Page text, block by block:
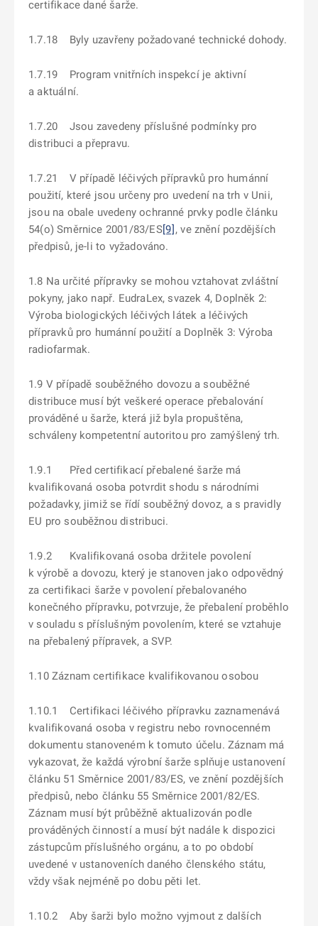
certifikace dané šarže.
1.7.18 Byly uzavřeny požadované technické dohody.
1.7.19 Program vnitřních inspekcí je aktivní
a aktuální.
1.7.20 Jsou zavedeny příslušné podmínky pro
distribuci a přepravu.
1.7.21 V případě léčivých přípravků pro humánní
použití, které jsou určeny pro uvedení na trh v Unii,
jsou na obale uvedeny ochranné prvky podle článku
54(o) Směrnice 2001/83/ES[9] , ve znění pozdějších
předpisů, je-li to vyžadováno.
1.8 Na určité přípravky se mohou vztahovat zvláštní
pokyny, jako např. EudraLex, svazek 4, Doplněk 2:
Výroba biologických léčivých látek a léčivých
přípravků pro humánní použití a Doplněk 3: Výroba
radiofarmak.
1.9 V případě souběžného dovozu a souběžné
distribuce musí být veškeré operace přebalování
prováděné u šarže, která již byla propuštěna,
schváleny kompetentní autoritou pro zamýšlený trh.
1.9.1 Před certifikací přebalené šarže má
kvalifikovaná osoba potvrdit shodu s národními
požadavky, jimiž se řídí souběžný dovoz, a s pravidly
EU pro souběžnou distribuci.
1.9.2 Kvalifikovaná osoba držitele povolení
k výrobě a dovozu, který je stanoven jako odpovědný
za certifikaci šarže v povolení přebalovaného
konečného přípravku, potvrzuje, že přebalení proběhlo
v souladu s příslušným povolením, které se vztahuje
na přebalený přípravek, a SVP.
1.10 Záznam certifikace kvalifikovanou osobou
1.10.1 Certifikaci léčivého přípravku zaznamenává
kvalifikovaná osoba v registru nebo rovnocenném
dokumentu stanoveném k tomuto účelu. Záznam má
vykazovat, že každá výrobní šarže splňuje ustanovení
článku 51 Směrnice 2001/83/ES, ve znění pozdějších
předpisů, nebo článku 55 Směrnice 2001/82/ES.
Záznam musí být průběžně aktualizován podle
prováděných činností a musí být nadále k dispozici
zástupcům příslušného orgánu, a to po období
uvedené v ustanoveních daného členského státu,
vždy však nejméně po dobu pěti let.
1.10.2 Aby šarži bylo možno vyjmout z dalších